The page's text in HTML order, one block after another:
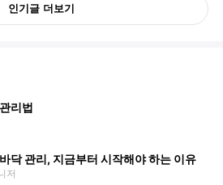
인기글 더보기
리법
닥 관리, 지금부터 시작해야 하는 이유
저